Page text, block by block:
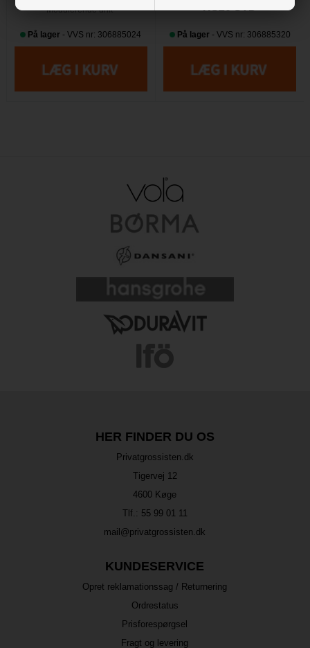
Modulerende drift
På lager - VVS nr: 306885024 På lager- VVS nr: 306885320
HER FINDER DU OS
Privatgrossisten.dk
Tigervej 12
4600 Køge
Tlf.: 55 99 01 11
mail@privatgrossisten.dk
KUNDESERVICE
Opret reklamationssag / Returnering
Ordrestatus
Prisforespørgsel
Fragt og levering